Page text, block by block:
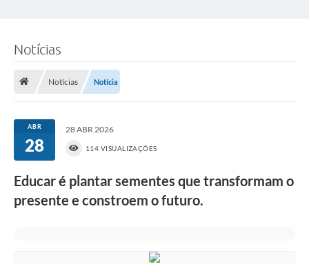
Notícias
Notícias Notícia
ABR
28
28 ABR 2026
114 VISUALIZAÇÕES
Educar é plantar sementes que transformam o
presente e constroem o futuro.